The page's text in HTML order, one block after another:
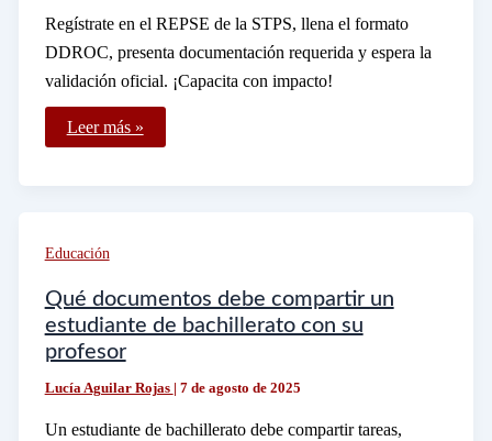
Regístrate en el REPSE de la STPS, llena el formato
DDROC, presenta documentación requerida y espera la
validación oficial. ¡Capacita con impacto!
Cómo
puedo
capacitador
en
STPS
Leer más »
Educación
Qué documentos debe compartir un
estudiante de bachillerato con su
profesor
Lucía Aguilar Rojas | 7 de agosto de 2025
Un estudiante de bachillerato debe compartir tareas,